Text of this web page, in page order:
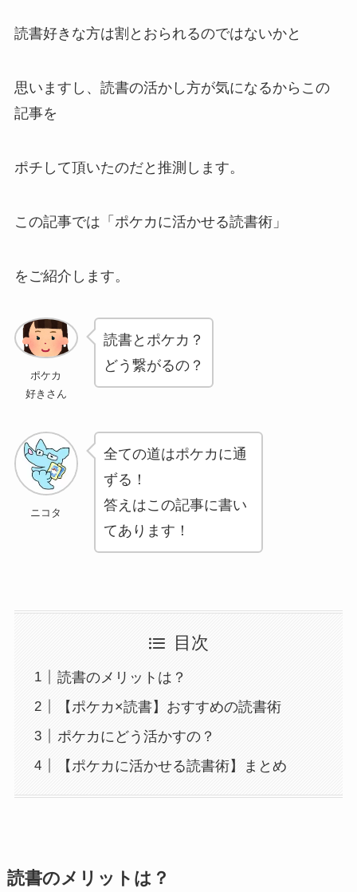
読書好きな方は割とおられるのではないかと
思いますし、読書の活かし方が気になるからこの
記事を
ポチして頂いたのだと推測します。
この記事では「ポケカに活かせる読書術」
をご紹介します。
ポケカ
好きさん
読書とポケカ？
どう繋がるの？
ニコタ
全ての道はポケカに通
ずる！
答えはこの記事に書い
てあります！
目次
読書のメリットは？
【ポケカ×読書】おすすめの読書術
ポケカにどう活かすの？
【ポケカに活かせる読書術】まとめ
読書のメリットは？